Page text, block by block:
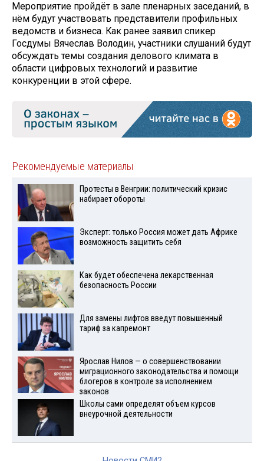
Мероприятие пройдёт в зале пленарных заседаний, в
нём будут участвовать представители профильных
ведомств и бизнеса. Как ранее заявил спикер
Госдумы Вячеслав Володин, участники слушаний будут
обсуждать темы создания делового климата в
области цифровых технологий и развитие
конкуренции в этой сфере.
Рекомендуемые материалы
Протесты в Венгрии: политический кризис
набирает обороты
Эксперт: только Россия может дать Африке
возможность защитить себя
Как будет обеспечена лекарственная
безопасность России
Для замены лифтов введут повышенный
тариф за капремонт
Ярослав Нилов — о совершенствовании
миграционного законодательства и помощи
блогеров в контроле за исполнением
законов
Школы сами определят объем курсов
внеурочной деятельности